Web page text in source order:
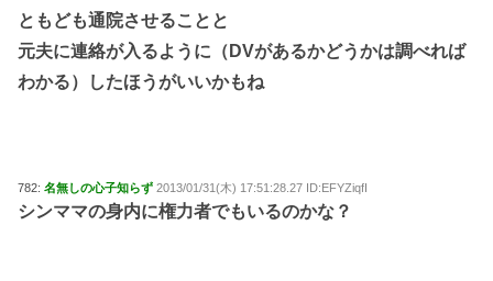
ともども通院させることと
元夫に連絡が入るように（DVがあるかどうかは調べれば
わかる）したほうがいいかもね
782: 名無しの心子知らず 2013/01/31(木) 17:51:28.27 ID:EFYZiqfI
シンママの身内に権力者でもいるのかな？